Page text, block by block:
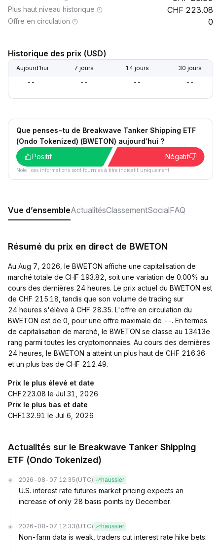
Plus haut niveau historique 223.08
Offre en circulation 0
Historique des prix (USD)
Aujourd'hui 7 jours 14 jours 30 jours
-- -- -- --
Que penses-tu de Breakwave Tanker Shipping ETF
(Ondo Tokenized) (BWETON) aujourd’hui ?
Positif
Négatif
Note : ces informations sont fournies à titre indicatif uniquement.
Vue d’ensembleActualitésClassementSocialFAQ
Résumé du prix en direct de BWETON
Au Aug 7, 2026, le BWETON affiche une capitalisation de
marché totale de CHF 193.82, soit une variation de 0.00% au
cours des dernières 24 heures. Le prix actuel du BWETON est
de CHF 215.18, tandis que son volume de trading sur
24 heures s'élève à CHF 28.35. L'offre en circulation du
BWETON est de 0, pour une offre maximale de --. En termes
de capitalisation de marché, le BWETON se classe au 13413e
rang parmi toutes les cryptomonnaies. Au cours des dernières
24 heures, le BWETON a atteint un plus haut de CHF 216.36
et un plus bas de CHF 212.49.
Prix le plus élevé et date
CHF223.08 le Jul 31, 2026
Prix le plus bas et date
CHF132.91 le Jul 6, 2026
Actualités sur le Breakwave Tanker Shipping
ETF (Ondo Tokenized)
2026-08-07 12:35 (UTC) haussier
U.S. interest rate futures market pricing expects an
increase of only 28 basis points by December.
2026-08-07 12:33 (UTC) haussier
Non-farm data is weak, traders cut interest rate hike bets.